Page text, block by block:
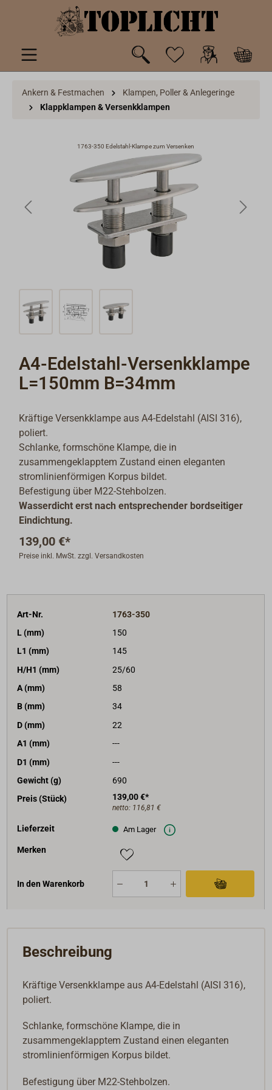
springen
Ankern & Festmachen
Klampen, Poller & Anlegeringe
Klappklampen & Versenkklampen
1763-350 Edelstahl-Klampe zum Versenken
A4-Edelstahl-Versenkklampe
L=150mm B=34mm
Kräftige Versenkklampe aus A4-Edelstahl (AISI 316),
poliert.
Schlanke, formschöne Klampe, die in
zusammengeklapptem Zustand einen eleganten
stromlinienförmigen Korpus bildet.
Befestigung über M22-Stehbolzen.
Wasserdicht erst nach entsprechender bordseitiger
Eindichtung.
139,00 €*
Preise inkl. MwSt. zzgl. Versandkosten
Art-Nr.
1763-350
L (mm)
150
L1 (mm)
145
H/H1 (mm)
25/60
A (mm)
58
B (mm)
34
D (mm)
22
A1 (mm)
---
D1 (mm)
---
Gewicht (g)
690
Preis (Stück)
139,00 €*
netto: 116,81 €
Lieferzeit Am Lager
Merken
In den Warenkorb
Beschreibung
Kräftige Versenkklampe aus A4-Edelstahl (AISI 316),
poliert.
Schlanke, formschöne Klampe, die in
zusammengeklapptem Zustand einen eleganten
stromlinienförmigen Korpus bildet.
Befestigung über M22-Stehbolzen.